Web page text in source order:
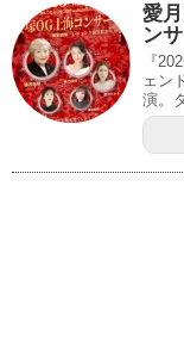
愛
ン
『
ェン
演。